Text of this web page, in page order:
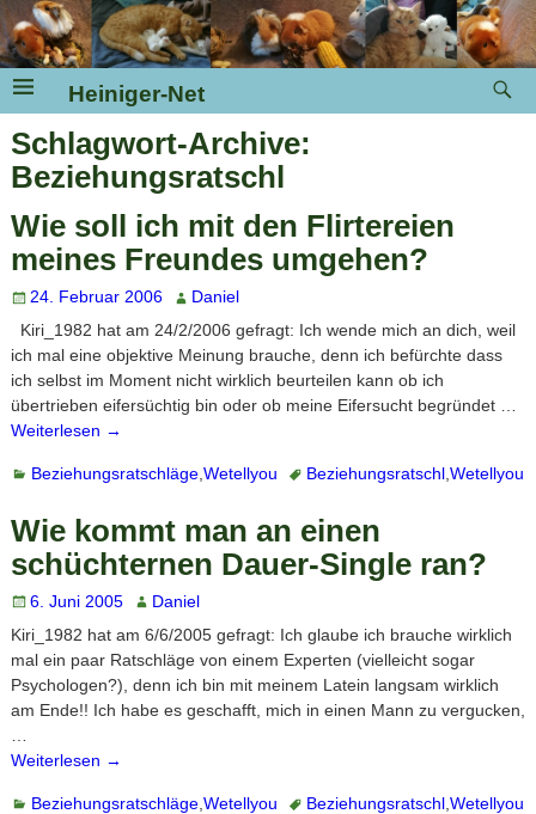
Heiniger-Net
Schlagwort-Archive:
Beziehungsratschl
Wie soll ich mit den Flirtereien
meines Freundes umgehen?
24. Februar 2006
Daniel
Kiri_1982 hat am 24/2/2006 gefragt: Ich wende mich an dich, weil
ich mal eine objektive Meinung brauche, denn ich befürchte dass
ich selbst im Moment nicht wirklich beurteilen kann ob ich
übertrieben eifersüchtig bin oder ob meine Eifersucht begründet
Weiterlesen →
Beziehungsratschläge ,Wetellyou Beziehungsratschl ,Wetellyou
Wie kommt man an einen
schüchternen Dauer-Single ran?
6. Juni 2005
Daniel
Kiri_1982 hat am 6/6/2005 gefragt: Ich glaube ich brauche wirklich
mal ein paar Ratschläge von einem Experten (vielleicht sogar
Psychologen?), denn ich bin mit meinem Latein langsam wirklich
am Ende!! Ich habe es geschafft, mich in einen Mann zu vergucken,
Weiterlesen →
Beziehungsratschläge ,Wetellyou Beziehungsratschl ,Wetellyou